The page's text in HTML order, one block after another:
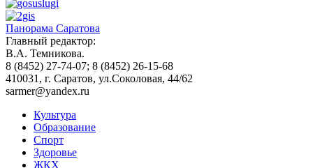
Панорама Саратова
Главный редактор:
В.А. Темникова.
8 (8452) 27-74-07; 8 (8452) 26-15-68
410031, г. Саратов, ул.Соколовая, 44/62
sarmer@yandex.ru
Культура
Образование
Спорт
Здоровье
ЖКХ